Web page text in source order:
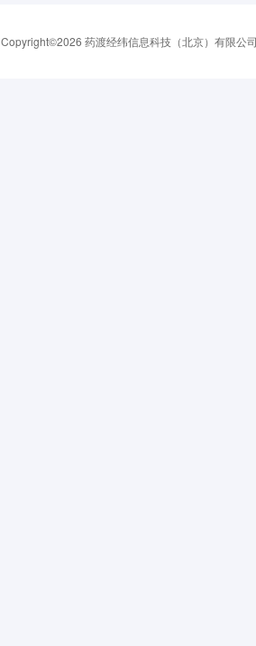
Copyright©2026 药渡经纬信息科技（北京）有限公